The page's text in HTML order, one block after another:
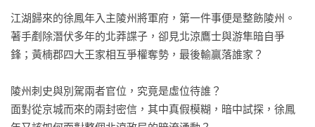
江湖歸來的徐鳳年入主陵州將軍府，第一件事便是整飭陵州。
著手剷除潛伏多年的北莽諜子，卻見北涼鷹士與游隼暗自爭
鋒；黃楠郡四大王家相互爭權奪勢，最後輸贏落誰家？
陵州刺史與別駕兩者官位，究竟是虛位待誰？
面對從京城而來的兩封密信，其中真假模糊，暗中試探，徐鳳